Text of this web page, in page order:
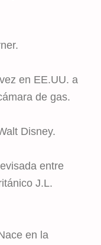
en EE.UU. a
de gas.
Disney.
entre
J.L.
en la